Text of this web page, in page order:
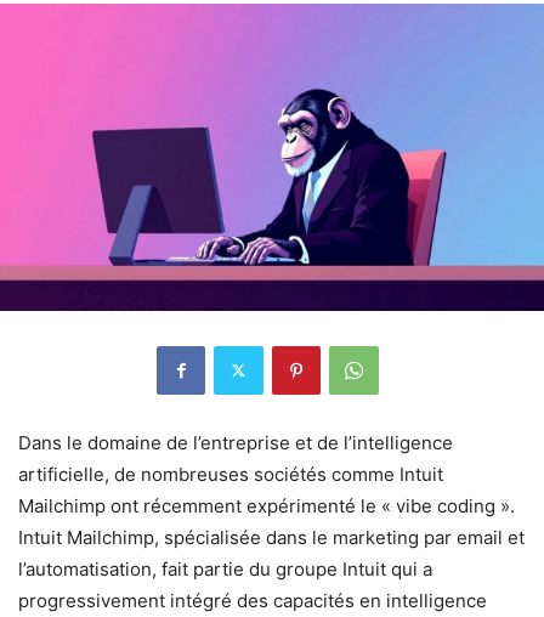
Dans le domaine de l’entreprise et de l’intelligence
artificielle, de nombreuses sociétés comme Intuit
Mailchimp ont récemment expérimenté le « vibe coding ».
Intuit Mailchimp, spécialisée dans le marketing par email et
l’automatisation, fait partie du groupe Intuit qui a
progressivement intégré des capacités en intelligence